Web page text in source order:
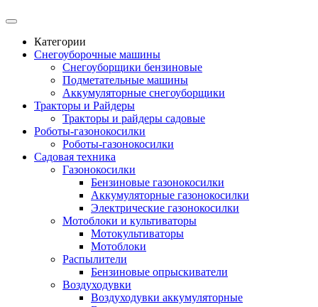
Категории
Снегоуборочные машины
Снегоуборщики бензиновые
Подметательные машины
Аккумуляторные снегоуборщики
Тракторы и Райдеры
Тракторы и райдеры садовые
Роботы-газонокосилки
Роботы-газонокосилки
Садовая техника
Газонокосилки
Бензиновые газонокосилки
Аккумуляторные газонокосилки
Электрические газонокосилки
Мотоблоки и культиваторы
Мотокультиваторы
Мотоблоки
Распылители
Бензиновые опрыскиватели
Воздуходувки
Воздуходувки аккумуляторные